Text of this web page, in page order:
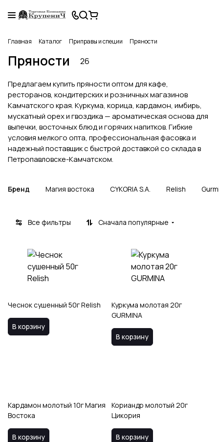
Главная Каталог Приправы и специи Пряности
Пряности 26
Предлагаем купить пряности оптом для кафе,
ресторанов, кондитерских и розничных магазинов
Камчатского края. Куркума, корица, кардамон, имбирь,
мускатный орех и гвоздика — ароматическая основа для
выпечки, восточных блюд и горячих напитков. Гибкие
условия мелкого опта, профессиональная фасовка и
надежный поставщик с быстрой доставкой со склада в
Петропавловске-Камчатском.
Бренд Магия востока CYKORIA S.A. Relish
Все фильтры Сначала популярные
Чеснок сушенный 50г Relish
В корзину
Куркума молотая 20г
GURMINA
В корзину
Кардамон молотый 10г Магия
Востока
В корзину
Кориандр молотый 20г
Цикория
В корзину